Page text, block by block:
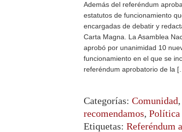
Además del referéndum
estatutos de funcionamiento
encargadas de debatir y
Carta Magna. La Asamblea
aprobó por unanimidad 10
funcionamiento en el que se
referéndum aprobatorio de la
Categorías: Comunidad,
recomendamos, Política
Etiquetas: Referéndum